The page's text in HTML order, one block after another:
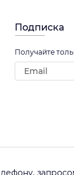
Подписка
Получайте